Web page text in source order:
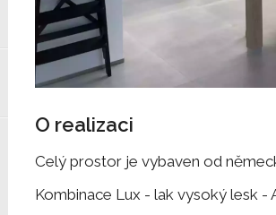
O realizaci
Celý prostor je vybaven od
Kombinace Lux - lak vysoký lesk -